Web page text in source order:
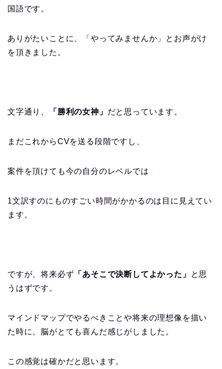
国語です。
ありがたいことに、「やってみませんか」とお声がけ
を頂きました。
文字通り、 「勝利の女神」 だと思っています。
まだこれからCVを送る段階ですし、
案件を頂けても今の自分のレベルでは
1文訳すのにものすごい時間がかかるのは目に見えてい
ます。
ですが、将来必ず 「あそこで決断してよかった」
と思
うはずです。
マインドマップでやるべきことや将来の理想像を描い
た時に、脳がとても喜んだ感じがしました。
この感覚は確かだと思います。